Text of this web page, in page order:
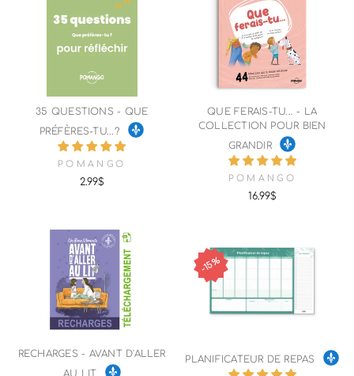
35 QUESTIONS - QUE
PRÉFÈRES-TU...?
POMANGO
2.99$
QUE FERAIS-TU... - LA
COLLECTION POUR BIEN
GRANDIR
POMANGO
16.99$
RECHARGES - AVANT D'ALLER
AU LIT
15%
PLANIFICATEUR DE REPAS